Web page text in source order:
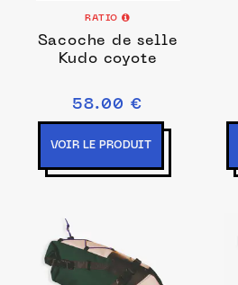
RATIO
Sacoche de selle
Kudo coyote
58.00 €
VOIR LE PRODUIT